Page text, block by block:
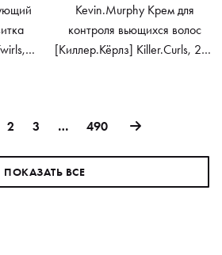
Kevin.Murphy Крем для
контроля вьющихся волос
[Киллер.Кёрлз] Killer.Curls, 200
2 3 … 490
ПОКАЗАТЬ ВСЕ